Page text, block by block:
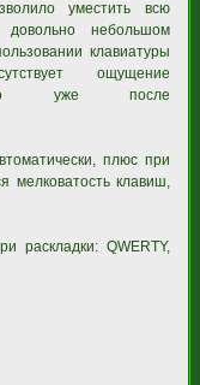
уместить всю
довольно небольшом
клавиатуры
ощущение
но уже после
плюс при
мелковатость клавиш,
раскладки: QWERTY,